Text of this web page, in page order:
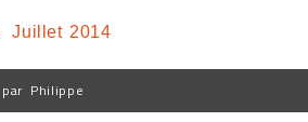
Juillet 2014
par Philippe